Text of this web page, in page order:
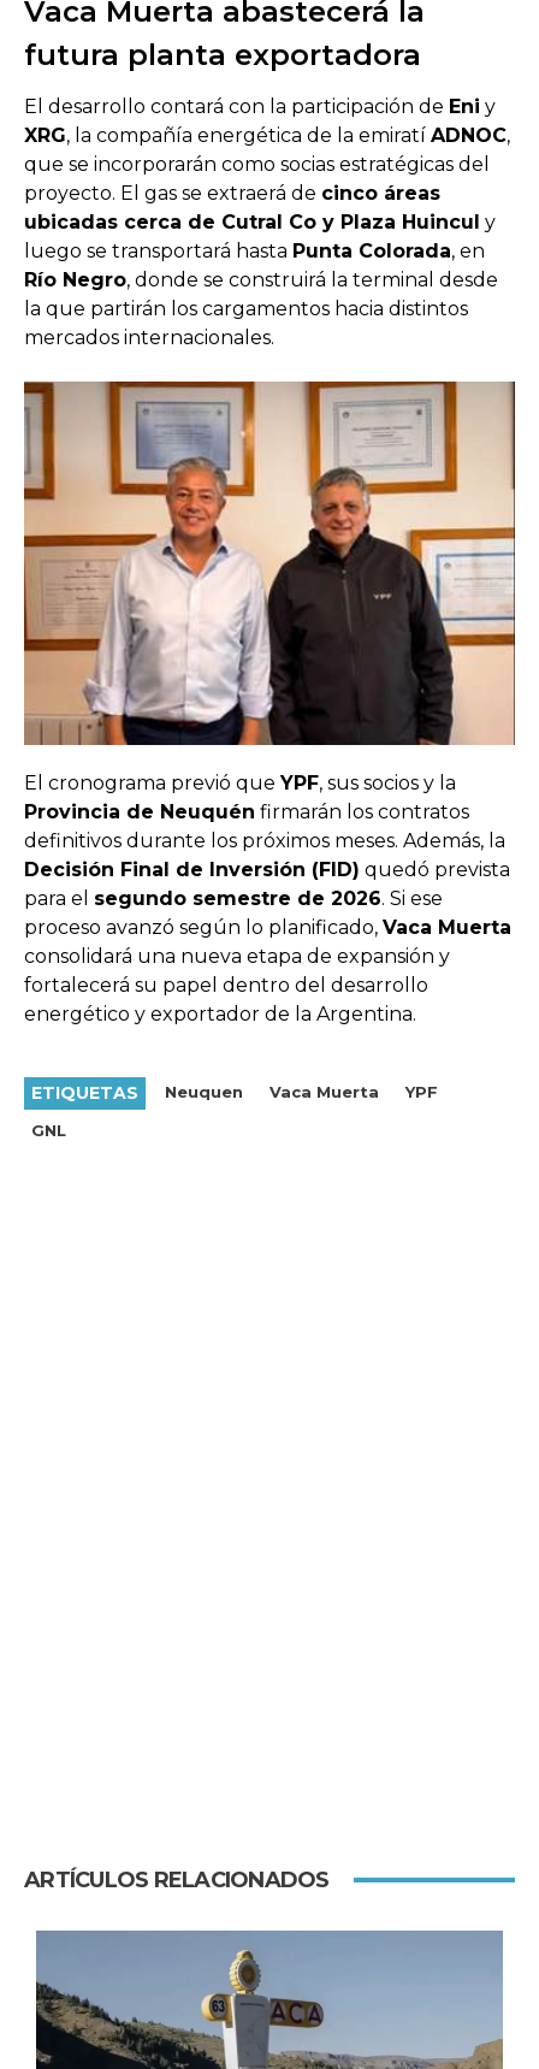
Vaca Muerta abastecerá la
futura planta exportadora
El desarrollo contará con la participación de Eni y
XRG, la compañía energética de la emiratí ADNOC,
que se incorporarán como socias estratégicas del
proyecto. El gas se extraerá de cinco áreas
ubicadas cerca de Cutral Co y Plaza Huincul y
luego se transportará hasta Punta Colorada, en
Río Negro, donde se construirá la terminal desde
la que partirán los cargamentos hacia distintos
mercados internacionales.
El cronograma previó queYPF, sus socios y la
Provincia de Neuquén firmarán los contratos
definitivos durante los próximos meses. Además, la
Decisión Final de Inversión (FID) quedó prevista
para el segundo semestre de 2026. Si ese
proceso avanzó según lo planificado, Vaca Muerta
consolidará una nueva etapa de expansión y
fortalecerá su papel dentro del desarrollo
energético y exportador de la Argentina.
ETIQUETAS Neuquen Vaca Muerta
YPF
GNL
ARTÍCULOS RELACIONADOS